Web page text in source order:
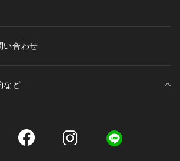
い合わせ
など